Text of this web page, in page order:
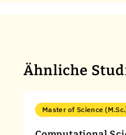
Ähnliche
Master of Science